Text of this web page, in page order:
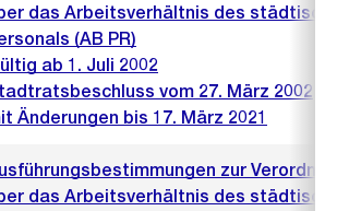
das Arbeitsverhältnis des
(AB PR)
ab 1. Juli 2002
vom 27. März 2002
Änderungen bis 17. März 2021
zur
das Arbeitsverhältnis des